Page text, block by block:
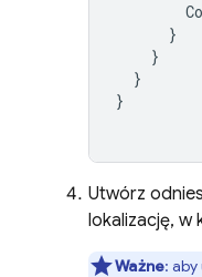
}
}
}
}
Utwórz
lokalizację, w
Ważne: